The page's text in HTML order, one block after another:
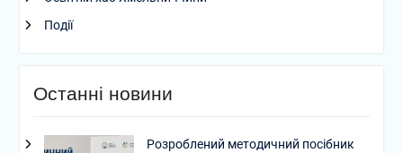
Події
Останні новини
Розроблений методичний посібник